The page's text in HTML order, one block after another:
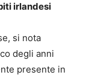
irlandesi
si nota
degli anni
presente in